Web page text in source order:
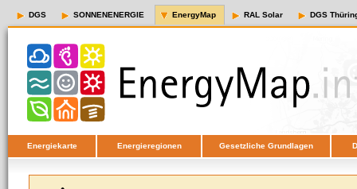
DGS SONNENENERGIE EnergyMap RAL Solar DGS
Energiekarte Energieregionen Gesetzliche Grundlagen